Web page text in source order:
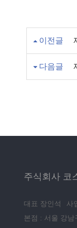
이전글
다음글
주식회사 코
대표 장인석
사
본점 : 서울 강